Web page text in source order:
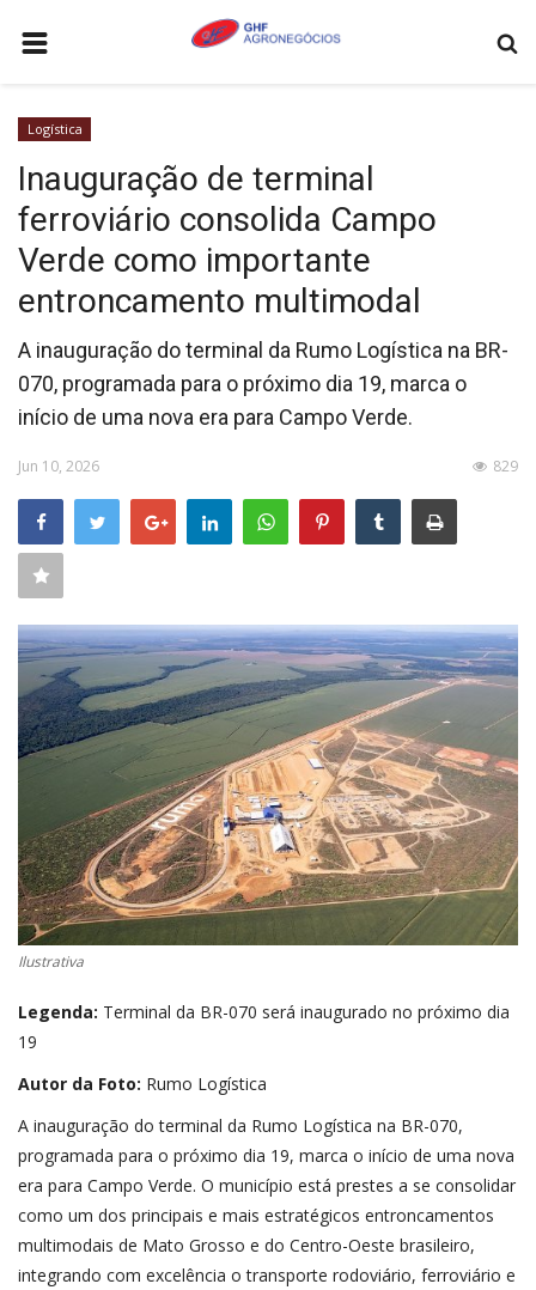
AGRONEGÓCIOS
LEILÕES
FEIRAS E EVENTOS
COMO ANUNCIAR
COLUNISTA
QUEM SOMOS
CONTATO
CONECTE-SE
Logística
Inauguração de terminal
ferroviário consolida Campo
Verde como importante
entroncamento multimodal
A inauguração do terminal da Rumo Logística na BR-
070, programada para o próximo dia 19, marca o
início de uma nova era para Campo Verde.
Jun 10, 2026 829
Ilustrativa
Legenda: Terminal da BR-070 será inaugurado no próximo dia
19
Autor da Foto: Rumo Logística
A inauguração do terminal da Rumo Logística na BR-070,
programada para o próximo dia 19, marca o início de uma nova
era para Campo Verde. O município está prestes a se consolidar
como um dos principais e mais estratégicos entroncamentos
multimodais de Mato Grosso e do Centro-Oeste brasileiro,
integrando com excelência o transporte rodoviário, ferroviário e